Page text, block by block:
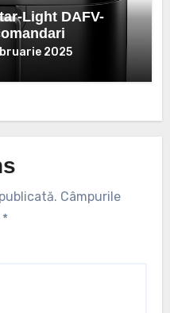
Light DAFV-
2025
Câmpurile
*